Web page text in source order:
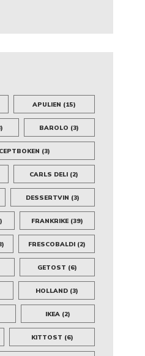
APULIEN (15)
BAROLO (3)
(3)
CARLS DELI (2)
DESSERTVIN (3)
FRANKRIKE(39)
FRESCOBALDI(2)
GETOST (6)
HOLLAND(3)
IKEA (2)
KITTOST (6)